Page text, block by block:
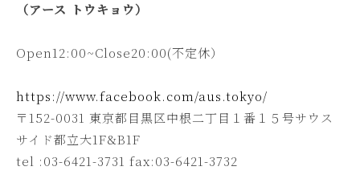
（アース トウキョウ）
Open12:00~Close20:00(不定休）
https://www.facebook.com/aus.tokyo/
〒152-0031 東京都目黒区中根二丁目１番１５号サウス
サイド都立大1F&B1F
tel :03-6421-3731 fax:03-6421-3732